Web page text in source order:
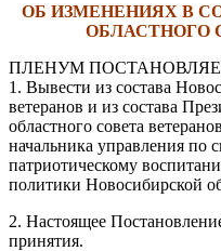
ОБ ИЗМЕНЕНИЯХ В
ОБЛАСТНОГО
ПЛЕНУМ
1. Вывести из состава
ветеранов и из состава
областного совета
начальника управления по
патриотическому
политики Новосибирской
2. Настоящее
принятия.